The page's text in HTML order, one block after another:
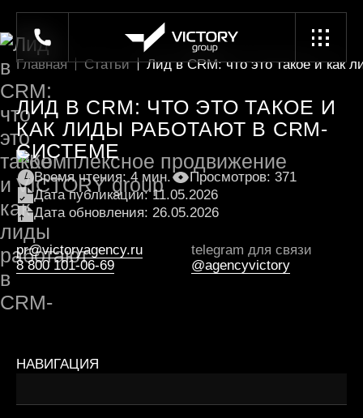
Главная Статьи Лид в CRM: что это такое и как
ЛИД В CRM: ЧТО ЭТО ТАКОЕ И
КАК ЛИДЫ РАБОТАЮТ В CRM-
СИСТЕМЕ
Время чтения: 4 мин.
Просмотров: 371
Дата публикации: 11.05.2026
Дата обновления: 26.05.2026
pr@victoryagency.ru
8 800 101-06-69
telegram для связи
@agencyvictory
НАВИГАЦИЯ